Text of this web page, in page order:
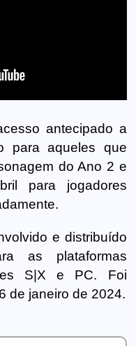
antecipado a
para aqueles que
do Ano 2 e
para jogadores
e distribuído
as plataformas
S|X e PC. Foi
de janeiro de 2024.